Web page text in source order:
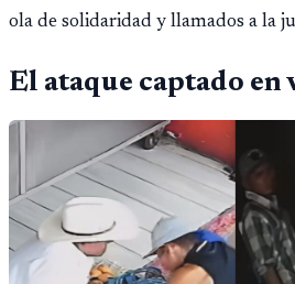
ola de solidaridad y llamados a la
El ataque captado en